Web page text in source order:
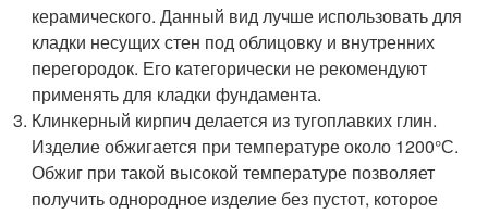
керамического. Данный вид лучше использовать для
кладки несущих стен под облицовку и внутренних
перегородок. Его категорически не рекомендуют
применять для кладки фундамента.
Клинкерный кирпич делается из тугоплавких глин.
Изделие обжигается при температуре около 1200°С.
Обжиг при такой высокой температуре позволяет
получить однородное изделие без пустот, которое